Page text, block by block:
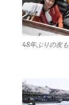
48年ぶりの友